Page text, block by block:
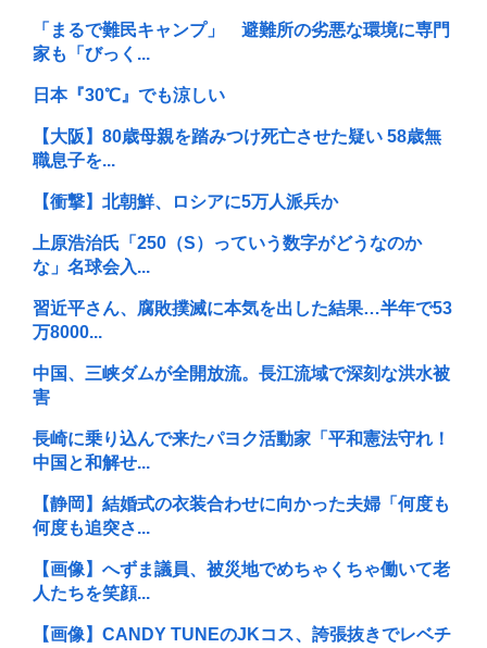
「まるで難民キャンプ」 避難所の劣悪な環境に専門
家も「びっく...
日本『30℃』でも涼しい
【大阪】80歳母親を踏みつけ死亡させた疑い 58歳無
職息子を...
【衝撃】北朝鮮、ロシアに5万人派兵か
上原浩治氏「250（S）っていう数字がどうなのか
な」名球会入...
習近平さん、腐敗撲滅に本気を出した結果…半年で53
万8000...
中国、三峡ダムが全開放流。長江流域で深刻な洪水被
害
長崎に乗り込んで来たパヨク活動家「平和憲法守れ！
中国と和解せ...
【静岡】結婚式の衣装合わせに向かった夫婦「何度も
何度も追突さ...
【画像】へずま議員、被災地でめちゃくちゃ働いて老
人たちを笑顔...
【画像】CANDY TUNEのJKコス、誇張抜きでレベチ